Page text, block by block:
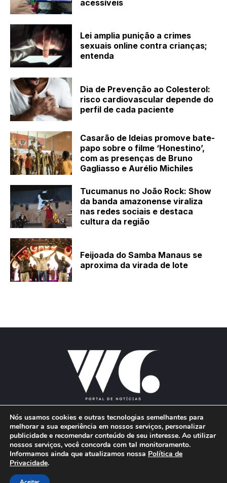
acessíveis
Lei amplia punição a crimes
sexuais online contra crianças;
entenda
Dia de Prevenção ao Colesterol:
risco cardiovascular depende do
perfil de cada paciente
Casarão de Ideias promove bate-
papo sobre o filme ‘Honestino’,
com as presenças de Bruno
Gagliasso e Aurélio Michiles
Tucumanus no João Rock: Show
da banda amazonense viraliza
nas redes sociais e destaca
cultura da região
Feijoada do Samba Manaus se
aproxima da virada de lote
E-mail: wgproducoes2018@gmail.com
© 2026 Portal W&G - Desenvolvido por
Nós usamos cookies e outras tecnologias semelhantes para
melhorar a sua experiência em nossos serviços, personalizar
publicidade e recomendar conteúdo de seu interesse. Ao utilizar
nossos serviços, você concorda com tal monitoramento.
Informamos ainda que atualizamos nossa Política de
Privacidade.